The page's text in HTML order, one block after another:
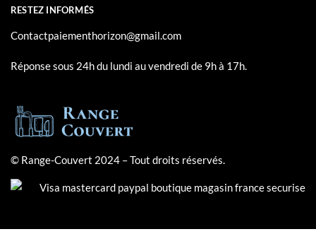
RESTEZ INFORMÉS
Contactpaiementhorizon@gmail.com
Réponse sous 24h du lundi au vendredi de 9h à 17h.
© Range-Couvert 2024 – Tout droits réservés.